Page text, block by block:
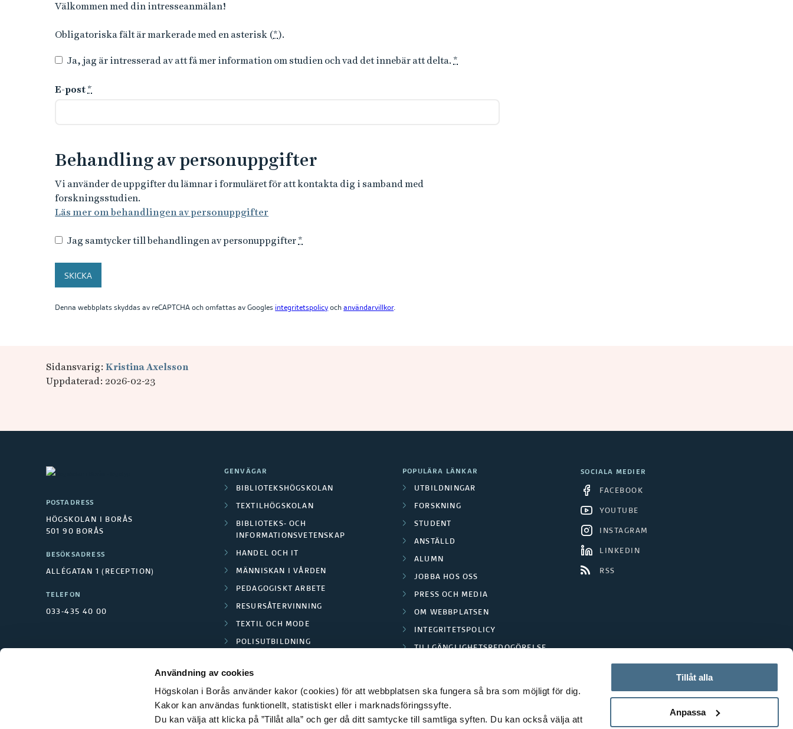
Användning av cookies
Högskolan i Borås använder kakor (cookies) för att webbplatsen ska fungera så bra som möjligt för dig.
Kakor kan användas funktionellt, statistiskt eller i marknadsföringssyfte.
Du kan välja att klicka på ”Tillåt alla” och ger då ditt samtycke till samtliga syften. Du kan också välja att
Tillåt alla
Anpassa
Välkommen med din intresseanmälan!
Obligatoriska fält är markerade med en asterisk (*).
Ja, jag är intresserad av att få mer information om studien och vad det innebär att delta. *
E-post *
Behandling av personuppgifter
Vi använder de uppgifter du lämnar i formuläret för att kontakta dig i samband med
forskningsstudien.
Läs mer om behandlingen av personuppgifter
Jag samtycker till behandlingen av personuppgifter *
SKICKA
Denna webbplats skyddas av reCAPTCHA och omfattas av Googles integritetspolicy ochanvändarvillkor.
Sidansvarig: Kristina Axelsson
Uppdaterad: 2026-02-23
POSTADRESS
HÖGSKOLAN I BORÅS
501 90 BORÅS
BESÖKSADRESS
ALLÉGATAN 1 (RECEPTION)
TELEFON
033-435 40 00
GENVÄGAR
BIBLIOTEKSHÖGSKOLAN
TEXTILHÖGSKOLAN
BIBLIOTEKS- OCH
INFORMATIONSVETENSKAP
HANDEL OCH IT
MÄNNISKAN I VÅRDEN
PEDAGOGISKT ARBETE
RESURSÅTERVINNING
TEXTIL OCH MODE
POLISUTBILDNING
POPULÄRA LÄNKAR
UTBILDNINGAR
FORSKNING
STUDENT
ANSTÄLLD
ALUMN
JOBBA HOS OSS
PRESS OCH MEDIA
OM WEBBPLATSEN
INTEGRITETSPOLICY
TILLGÄNGLIGHETSREDOGÖRELSE
SOCIALA MEDIER
FACEBOOK
YOUTUBE
INSTAGRAM
LINKEDIN
RSS